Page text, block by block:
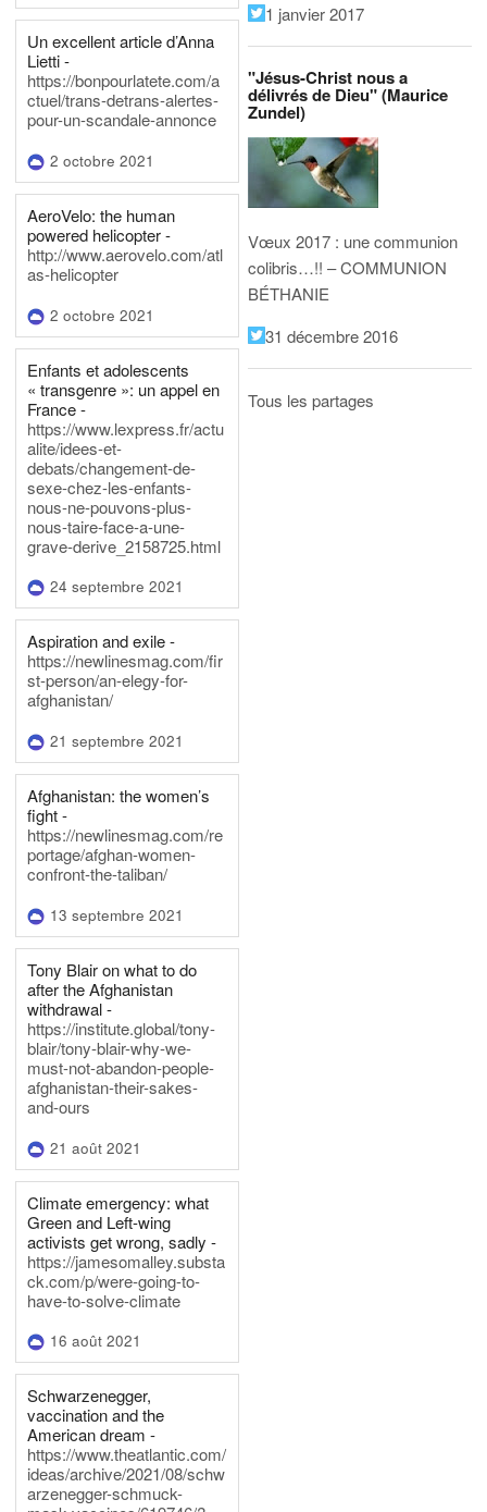
Un excellent article d’Anna
Lietti -
https://bonpourlatete.com/a
ctuel/trans-detrans-alertes-
pour-un-scandale-annonce
2 octobre 2021
AeroVelo: the human
powered helicopter -
http://www.aerovelo.com/atl
as-helicopter
2 octobre 2021
Enfants et adolescents
« transgenre »: un appel en
France -
https://www.lexpress.fr/actu
alite/idees-et-
debats/changement-de-
sexe-chez-les-enfants-
nous-ne-pouvons-plus-
nous-taire-face-a-une-
grave-derive_2158725.html
24 septembre 2021
Aspiration and exile -
https://newlinesmag.com/fir
st-person/an-elegy-for-
afghanistan/
21 septembre 2021
Afghanistan: the women’s
fight -
https://newlinesmag.com/re
portage/afghan-women-
confront-the-taliban/
13 septembre 2021
Tony Blair on what to do
after the Afghanistan
withdrawal -
https://institute.global/tony-
blair/tony-blair-why-we-
must-not-abandon-people-
afghanistan-their-sakes-
and-ours
21 août 2021
Climate emergency: what
Green and Left-wing
activists get wrong, sadly -
https://jamesomalley.substa
ck.com/p/were-going-to-
have-to-solve-climate
16 août 2021
Schwarzenegger,
vaccination and the
American dream -
https://www.theatlantic.com/
ideas/archive/2021/08/schw
arzenegger-schmuck-
1 janvier 2017
"Jésus-Christ nous a
délivrés de Dieu" (Maurice
Zundel)
Vœux 2017 : une communion
colibris…!! – COMMUNION
BÉTHANIE
31 décembre 2016
Tous les partages